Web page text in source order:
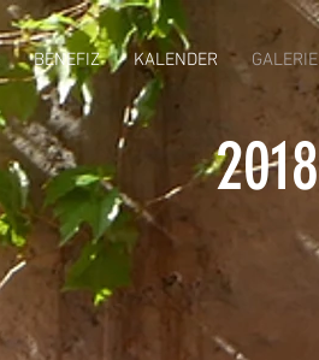
BENEFIZ KALENDER GALERIE
2018